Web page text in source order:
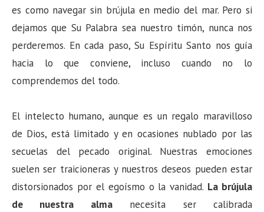
es como navegar sin brújula en medio del mar. Pero si
dejamos que Su Palabra sea nuestro timón, nunca nos
perderemos. En cada paso, Su Espíritu Santo nos guía
hacia lo que conviene, incluso cuando no lo
comprendemos del todo.
El intelecto humano, aunque es un regalo maravilloso
de Dios, está limitado y en ocasiones nublado por las
secuelas del pecado original. Nuestras emociones
suelen ser traicioneras y nuestros deseos pueden estar
distorsionados por el egoísmo o la vanidad. La brújula
de nuestra almanecesita ser calibrada